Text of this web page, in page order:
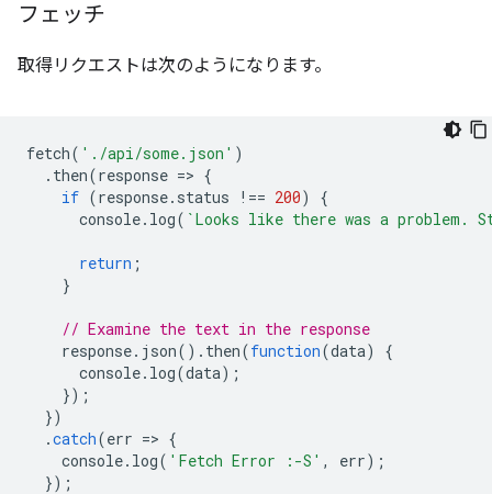
フェッチ
取得リクエストは次のようになります。
fetch( './api/some.json' )
. then(response => {
if (response. status !== 200)
{
console. log( `Looks like there was a problem.
return ;
}
// Examine the text in the response
response. json(). then(function(data)
{
console. log(data);
});
})
.catch(err => {
console. log( 'Fetch Error :-S' , err);
});